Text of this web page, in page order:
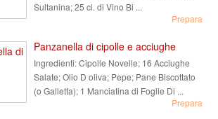
Sultanina; 25 cl. di Vino Bi ...
Prepara
Panzanella di cipolle e acciughe
Ingredienti:Cipolle Novelle; 16 Acciughe
Salate; Olio D oliva; Pepe; Pane Biscottato
(o Galletta); 1 Manciatina di Foglie Di ...
Prepara